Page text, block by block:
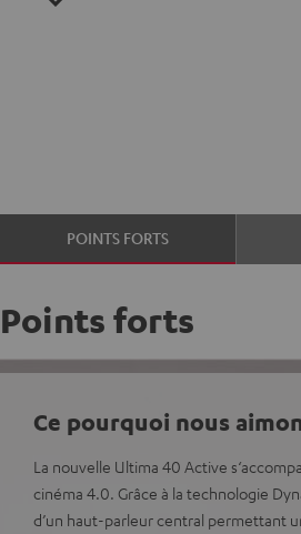
POINTS FORTS
Points forts
Ce pourquoi nous
La nouvelle Ultima 40 Active
cinéma 4.0. Grâce à la technologie
d’un haut-parleur central permettant